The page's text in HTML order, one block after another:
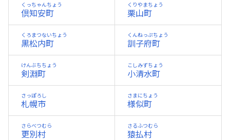
倶知安町
くっちゃんちょう
栗山町
くりやまちょう
黒松内町
くろまつないちょう
訓子府町
くんねっぷちょう
剣淵町
けんぶちちょう
小清水町
こしみずちょう
札幌市
さっぽろし
様似町
さまにちょう
更別村
さらべつむら
猿払村
さるふつむら